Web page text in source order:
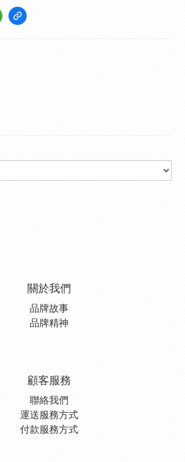
關於我們
品牌故事
品牌精神
顧客服務
聯絡我們
運送服務方式
付款服務方式